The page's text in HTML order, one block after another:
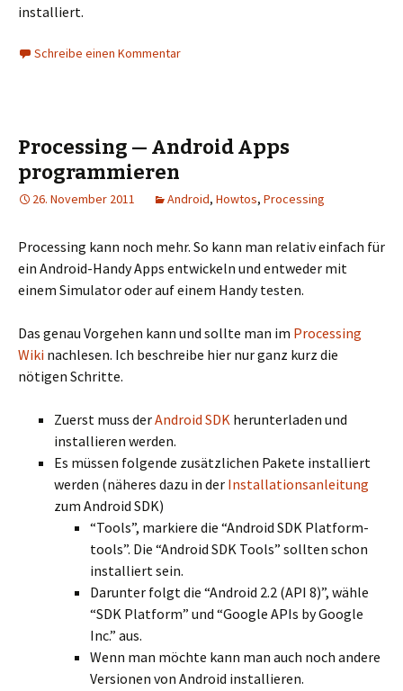
installiert.
Schreibe einen Kommentar
Processing — Android Apps
programmieren
26. November 2011 Android, Howtos, Processing
Processing kann noch mehr. So kann man relativ einfach für
ein Android-Handy Apps entwickeln und entweder mit
einem Simulator oder auf einem Handy testen.
Das genau Vorgehen kann und sollte man im Processing
Wiki nachlesen. Ich beschreibe hier nur ganz kurz die
nötigen Schritte.
Zuerst muss derAndroid SDK herunterladen und
installieren werden.
Es müssen folgende zusätzlichen Pakete installiert
werden (näheres dazu in der Installationsanleitung
zum Android SDK)
“Tools”, markiere die “Android SDK Platform-
tools”. Die “Android SDK Tools” sollten schon
installiert sein.
Darunter folgt die “Android 2.2 (API 8)”, wähle
“SDK Platform” und “Google APIs by Google
Inc.” aus.
Wenn man möchte kann man auch noch andere
Versionen von Android installieren.